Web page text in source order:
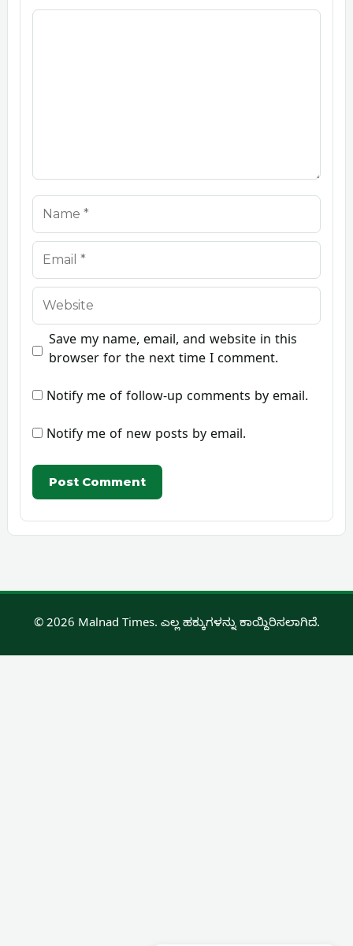
Comment
Name
Email
Website
Save my name, email, and website in this
browser for the next time I comment.
Notify me of follow-up comments by email.
Notify me of new posts by email.
© 2026 Malnad Times. ಎಲ್ಲ ಹಕ್ಕುಗಳನ್ನು ಕಾಯ್ದಿರಿಸಲಾಗಿದೆ.